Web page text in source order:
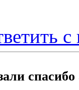
с